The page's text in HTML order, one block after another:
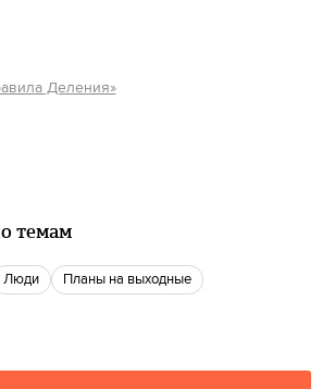
Деления»
темам
люди Планы на выходные